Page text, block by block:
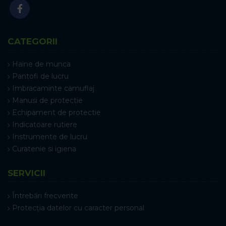
CATEGORII
Haine de munca
Pantofi de lucru
Imbracaminte camuflaj
Manusi de protectie
Echipament de protectie
Indicatoare rutiere
Instrumente de lucru
Curatenie si igiena
SERVICII
Întrebări frecvente
Protecția datelor cu caracter personal